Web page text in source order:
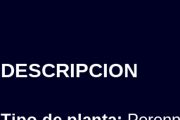
DESCRIPCION